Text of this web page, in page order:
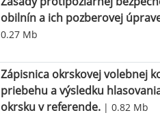
obilnín a ich pozberovej
0.27 Mb
Zápisnica okrskovej volebnej
priebehu a výsledku
okrsku v referende. | 0.82 Mb